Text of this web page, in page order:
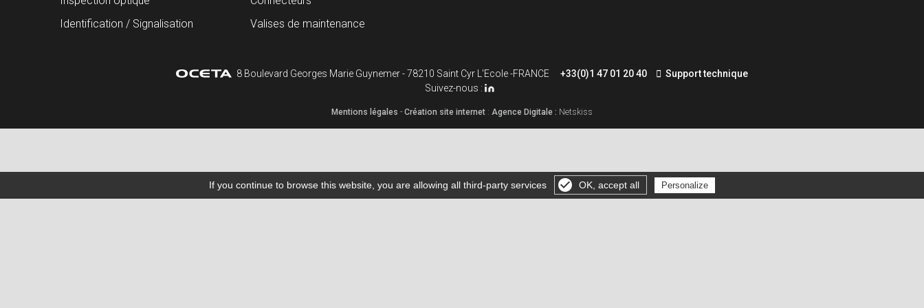
Identification / Signalisation
Valises de maintenance
8 Boulevard Georges Marie Guynemer - 78210 Saint Cyr L'Ecole -FRANCE +33(0)1 47 01 20 40
Support technique
Suivez-nous :
Mentions légales - Création site internet : Agence Digitale : Netskiss
If you continue to browse this website, you are allowing all third-party services OK, accept all Personalize